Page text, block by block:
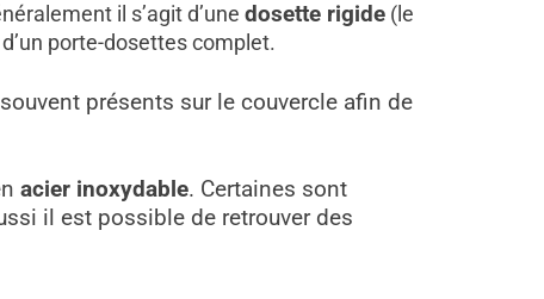
il s’agit d’une dosette rigide (le
porte-dosettes complet.
présents sur le couvercle afin de
acier inoxydable. Certaines sont
il est possible de retrouver des